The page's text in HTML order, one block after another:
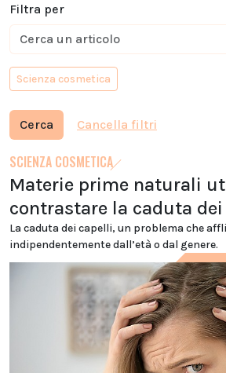
Filtra per
Scienza cosmetica
Cerca Cancella filtri
SCIENZA COSMETICA
Materie prime naturali
contrastare la caduta
La caduta dei capelli, un problema che
indipendentemente dall’età o dal genere.